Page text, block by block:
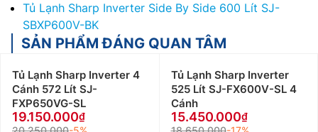
Tủ Lạnh Sharp Inverter Side By Side 600 Lít SJ-
SBXP600V-BK
SẢN PHẨM ĐÁNG QUAN TÂM
Tủ Lạnh Sharp Inverter 4
Cánh 572 Lít SJ-
FXP650VG-SL
19.150.000
Tủ Lạnh Sharp Inverter
525 Lít SJ-FX600V-SL 4
Cánh
15.450.000